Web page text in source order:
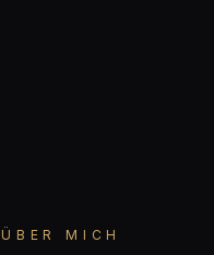
ÜBER MICH